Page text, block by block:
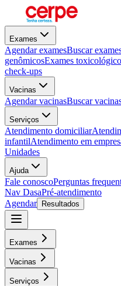
Exames
Agendar examesBuscar
genômicosExames
check-ups
Vacinas
Agendar vacinasBuscar
Serviços
Atendimento domiciliar
infantilAtendimento em
Unidades
Ajuda
Fale conoscoPerguntas
Nav DasaPré-atendimento
Agendar
Resultados
Exames
Vacinas
Serviços